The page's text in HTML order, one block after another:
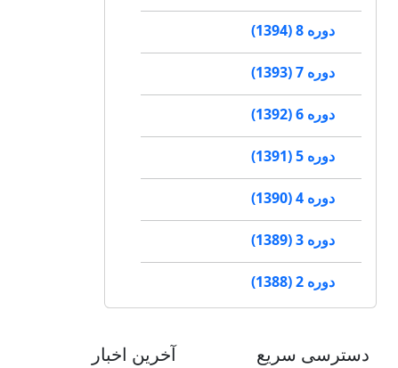
دوره 8 (1394)
دوره 7 (1393)
دوره 6 (1392)
دوره 5 (1391)
دوره 4 (1390)
دوره 3 (1389)
دوره 2 (1388)
دسترسی سریع آخرین اخبار